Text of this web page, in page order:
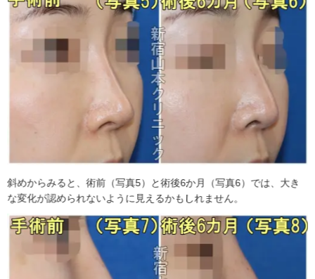
斜めからみると、術前（写真5）と術後6か月（写真6）では、大き
な変化が認められないように見えるかもしれません。